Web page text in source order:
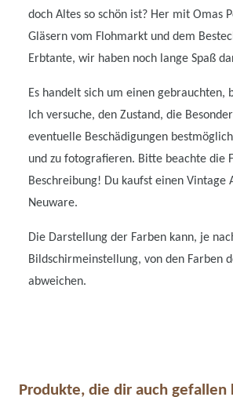
doch Altes so schön ist? Her mit Omas
Gläsern vom Flohmarkt und dem
Erbtante, wir haben noch lange Spaß
Es handelt sich um einen gebrauchten,
Ich versuche, den Zustand, die
eventuelle Beschädigungen
und zu fotografieren. Bitte beachte die
Beschreibung! Du kaufst einen Vintage
Neuware.
Die Darstellung der Farben kann, je
Bildschirmeinstellung, von den Farben
abweichen.
Produkte, die dir auch gefallen